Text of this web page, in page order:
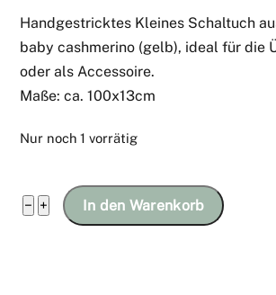
Handgestricktes Kleines Schaltuch
baby cashmerino (gelb), ideal für die
oder als Accessoire.
Maße: ca. 100x13cm
Nur noch 1 vorrätig
− Kleines
Schaltuch
+ In den Warenkorb